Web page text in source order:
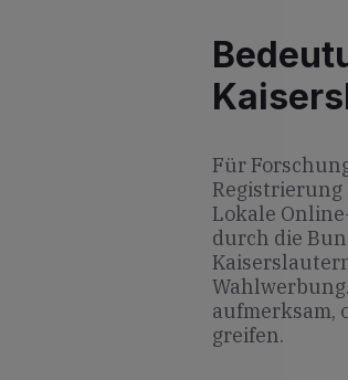
Für
Lokale
durch die
aufmerksam,
greifen.